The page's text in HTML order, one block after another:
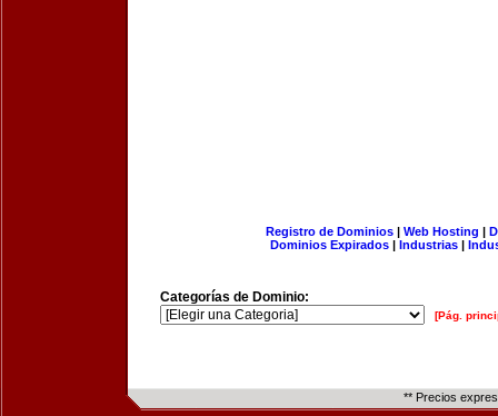
Registro de Dominios| Web Hosting |
Dominios Expirados | Industrias |
Categorías de Dominio:
[Pág.
** Precios